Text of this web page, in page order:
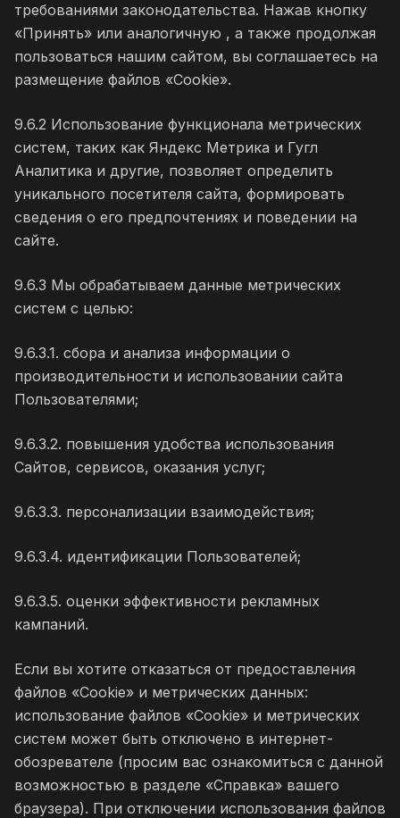
требованиями законодательства. Нажав кнопку
«Принять» или аналогичную , а также продолжая
пользоваться нашим сайтом, вы соглашаетесь на
размещение файлов «Cookie».
9.6.2 Использование функционала метрических
систем, таких как Яндекс Метрика и Гугл
Аналитика и другие, позволяет определить
уникального посетителя сайта, формировать
сведения о его предпочтениях и поведении на
сайте.
9.6.3 Мы обрабатываем данные метрических
систем с целью:
9.6.3.1. сбора и анализа информации о
производительности и использовании сайта
Пользователями;
9.6.3.2. повышения удобства использования
Сайтов, сервисов, оказания услуг;
9.6.3.3. персонализации взаимодействия;
9.6.3.4. идентификации Пользователей;
9.6.3.5. оценки эффективности рекламных
кампаний.
Если вы хотите отказаться от предоставления
файлов «Cookie» и метрических данных:
использование файлов «Cookie» и метрических
систем может быть отключено в интернет-
обозревателе (просим вас ознакомиться с данной
возможностью в разделе «Справка» вашего
браузера). При отключении использования файлов